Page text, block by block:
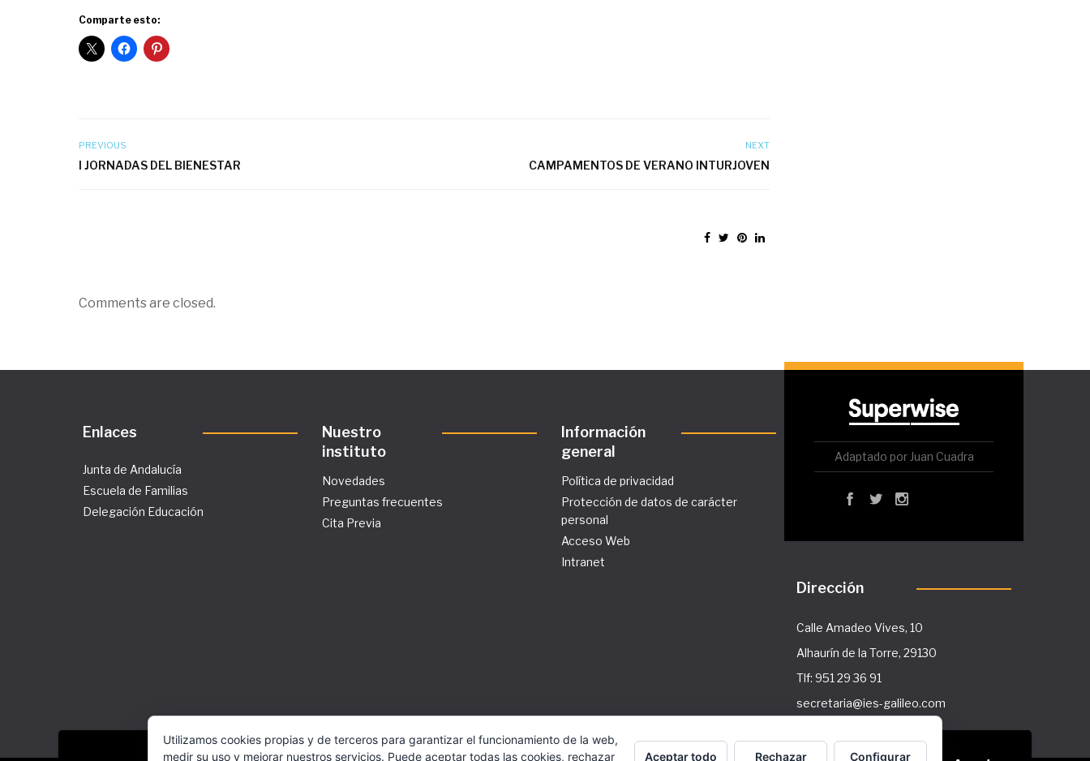
Comparte esto:
PREVIOUS
I JORNADAS DEL BIENESTAR
NEXT
CAMPAMENTOS DE VERANO INTURJOVEN
Comments are closed.
Enlaces
Junta de Andalucía
Escuela de Familias
Delegación Educación
Nuestro
instituto
Novedades
Preguntas frecuentes
Cita Previa
Información
general
Política de privacidad
Protección de datos de carácter
personal
Acceso Web
Intranet
Adaptado por Juan Cuadra
Dirección
Calle Amadeo Vives, 10
Alhaurín de la Torre, 29130
Tlf: 951 29 36 91
secretaria@ies-galileo.com
Utilizamos cookies propias y de terceros para garantizar el funcionamiento de la web,
medir su uso y mejorar nuestros servicios. Puede aceptar todas las cookies, rechazar
Aceptar todo Rechazar Configurar